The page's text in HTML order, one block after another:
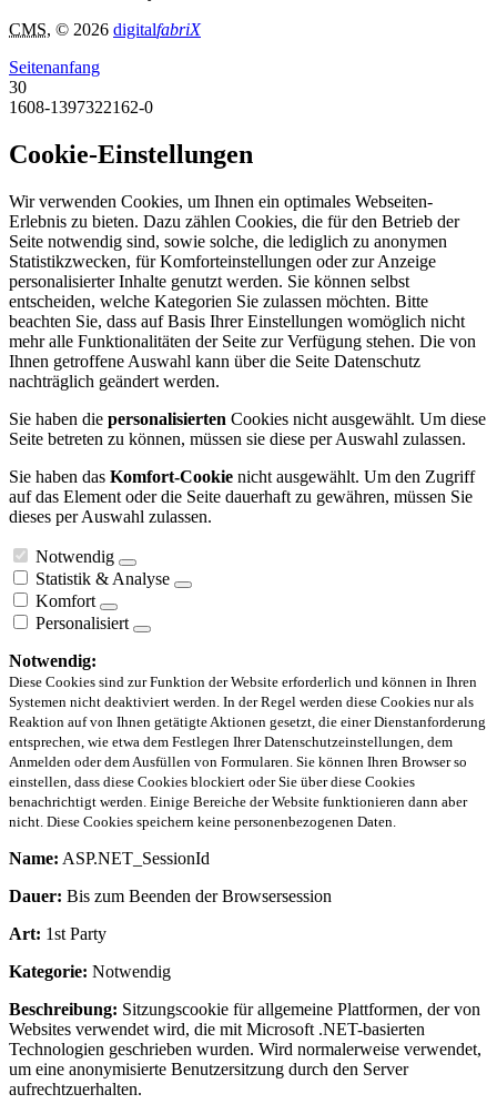
CMS, © 2026 digitalfabriX
Seitenanfang
30
1608-1397322162-0
Cookie-Einstellungen
Wir verwenden Cookies, um Ihnen ein optimales Webseiten-
Erlebnis zu bieten. Dazu zählen Cookies, die für den Betrieb der
Seite notwendig sind, sowie solche, die lediglich zu anonymen
Statistikzwecken, für Komforteinstellungen oder zur Anzeige
personalisierter Inhalte genutzt werden. Sie können selbst
entscheiden, welche Kategorien Sie zulassen möchten. Bitte
beachten Sie, dass auf Basis Ihrer Einstellungen womöglich nicht
mehr alle Funktionalitäten der Seite zur Verfügung stehen. Die von
Ihnen getroffene Auswahl kann über die Seite Datenschutz
nachträglich geändert werden.
Sie haben die personalisierten Cookies nicht ausgewählt. Um diese
Seite betreten zu können, müssen sie diese per Auswahl zulassen.
Sie haben das Komfort-Cookie nicht ausgewählt. Um den Zugriff
auf das Element oder die Seite dauerhaft zu gewähren, müssen Sie
dieses per Auswahl zulassen.
Notwendig
Statistik & Analyse
Komfort
Personalisiert
Notwendig:
Diese Cookies sind zur Funktion der Website erforderlich und können in Ihren
Systemen nicht deaktiviert werden. In der Regel werden diese Cookies nur als
Reaktion auf von Ihnen getätigte Aktionen gesetzt, die einer Dienstanforderung
entsprechen, wie etwa dem Festlegen Ihrer Datenschutzeinstellungen, dem
Anmelden oder dem Ausfüllen von Formularen. Sie können Ihren Browser so
einstellen, dass diese Cookies blockiert oder Sie über diese Cookies
benachrichtigt werden. Einige Bereiche der Website funktionieren dann aber
nicht. Diese Cookies speichern keine personenbezogenen Daten.
Name: ASP.NET_SessionId
Dauer: Bis zum Beenden der Browsersession
Art: 1st Party
Kategorie: Notwendig
Beschreibung: Sitzungscookie für allgemeine Plattformen, der von
Websites verwendet wird, die mit Microsoft .NET-basierten
Technologien geschrieben wurden. Wird normalerweise verwendet,
um eine anonymisierte Benutzersitzung durch den Server
aufrechtzuerhalten.